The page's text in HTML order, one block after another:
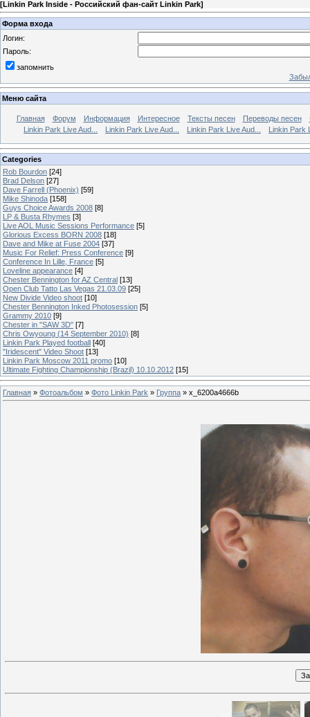
[Linkin Park Inside - Российский фан-сайт Linkin Park]
Форма входа
Логин:
Пароль:
запомнить
Меню сайта
Главная Форум Информация Интересное Тексты песен Переводы песен
Linkin Park Live Aud...
Linkin Park Live Aud... Linkin Park Live Aud... Linkin Park
Categories
Rob Bourdon [24]
Brad Delson [27]
Dave Farrell (Phoenix) [59]
Mike Shinoda [158]
Guys Choice Awards 2008 [8]
LP & Busta Rhymes [3]
Live AOL Music Sessions Performance [5]
Glorious Excess BORN 2008 [18]
Dave and Mike at Fuse 2004 [37]
Music For Relief: Press Conference [9]
Conference In Lille, France [5]
Loveline appearance [4]
Chester Bennington for AZ Central [13]
Open Club Tatto Las Vegas 21.03.09 [25]
New Divide Video shoot [10]
Chester Bennington Inked Photosession [5]
Grammy 2010 [9]
Chester in "SAW 3D" [7]
Chris Owyoung (14 September 2010) [8]
Linkin Park Played football [40]
"Iridescent" Video Shoot [13]
Linkin Park Moscow 2011 promo [10]
Ultimate Fighting Championship (Brazil) 10.10.2012 [15]
Главная » Фотоальбом » Фото Linkin Park » Группа » x_6200a4666b